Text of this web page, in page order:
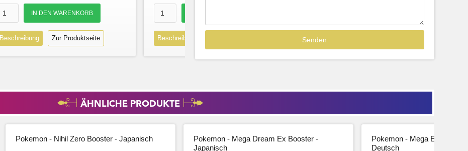
Beschreibung Zur Produktseite Beschreibung Beschreibung
ÄHNLICHE PRODUKTE
Pokemon - Nihil Zero Booster - Japanisch
Pokemon - Mega Dream Ex Booster -
Japanisch
Pokemon - Mega
Deutsch